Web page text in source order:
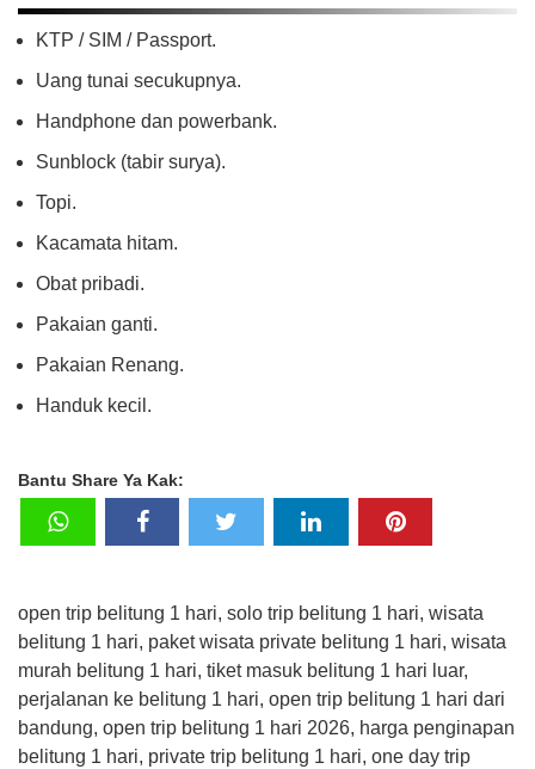
KTP / SIM / Passport.
Uang tunai secukupnya.
Handphone dan powerbank.
Sunblock (tabir surya).
Topi.
Kacamata hitam.
Obat pribadi.
Pakaian ganti.
Pakaian Renang.
Handuk kecil.
Bantu Share Ya Kak:
open trip belitung 1 hari, solo trip belitung 1 hari, wisata
belitung 1 hari, paket wisata private belitung 1 hari, wisata
murah belitung 1 hari, tiket masuk belitung 1 hari luar,
perjalanan ke belitung 1 hari, open trip belitung 1 hari dari
bandung, open trip belitung 1 hari 2026, harga penginapan
belitung 1 hari, private trip belitung 1 hari, one day trip